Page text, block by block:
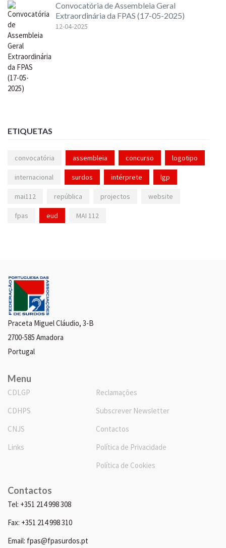
Convocatória de Assembleia Geral
Extraordinária da FPAS (17-05-2025)
12-04-2025
ETIQUETAS
convocatória assembleia concurso logotipo
internacional surdos intérprete lgp
mai112 república projectos website
fpas eud MAI 112
Praceta Miguel Cláudio, 3-B
2700-585 Amadora
Portugal
Menu
CDLGP
CDHPS
CNJS
Links
Reclamações
Subscrever Newsletter
Contactos
Política de Privacidade
Política de Cookies
Contactos
Tel: +351 214 998 308
Fax: +351 214 998 310
Email: fpas@fpasurdos.pt